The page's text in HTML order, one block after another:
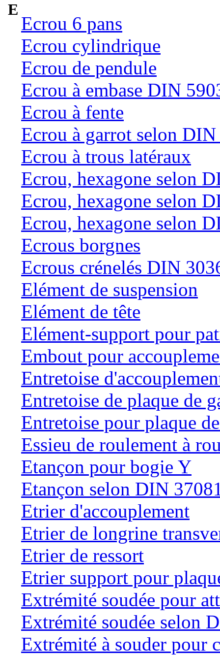
E
Ecrou 6 pans
Ecrou cylindrique
Ecrou de pendule
Ecrou à embase DIN
Ecrou à fente
Ecrou à garrot selon
Ecrou à trous latéraux
Ecrou, hexagone selon
Ecrou, hexagone selon
Ecrou, hexagone selon
Ecrous borgnes
Ecrous crénelés DIN
Elément de suspension
Elément de tête
Elément-support pour
Embout pour
Entretoise
Entretoise de plaque de
Entretoise pour plaque
Essieu de roulement à
Etançon pour bogie Y
Etançon selon DIN
Etrier d'accouplement
Etrier de longrine
Etrier de ressort
Etrier support pour
Extrémité soudée pour
Extrémité soudée selon
Extrémité à souder pour